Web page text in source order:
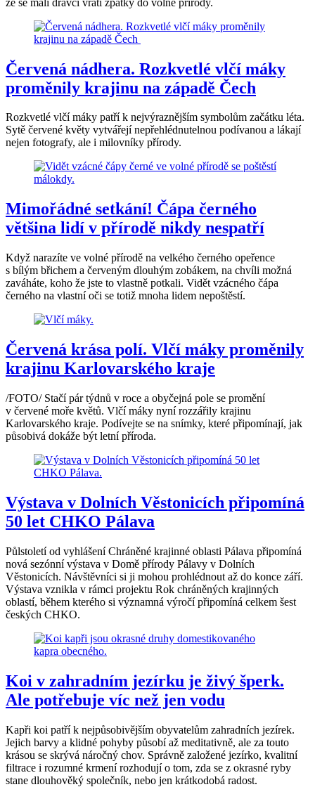
Červená nádhera. Rozkvetlé vlčí máky
proměnily krajinu na západě Čech
Rozkvetlé vlčí máky patří k nejvýraznějším symbolům začátku léta.
Sytě červené květy vytvářejí nepřehlédnutelnou podívanou a lákají
nejen fotografy, ale i milovníky přírody.
Mimořádné setkání! Čápa černého
většina lidí v přírodě nikdy nespatří
Když narazíte ve volné přírodě na velkého černého opeřence
s bílým břichem a červeným dlouhým zobákem, na chvíli možná
zaváháte, koho že jste to vlastně potkali. Vidět vzácného čápa
černého na vlastní oči se totiž mnoha lidem nepoštěstí.
Červená krása polí. Vlčí máky proměnily
krajinu Karlovarského kraje
/FOTO/ Stačí pár týdnů v roce a obyčejná pole se promění
v červené moře květů. Vlčí máky nyní rozzářily krajinu
Karlovarského kraje. Podívejte se na snímky, které připomínají, jak
působivá dokáže být letní příroda.
Výstava v Dolních Věstonicích připomíná
50 let CHKO Pálava
Půlstoletí od vyhlášení Chráněné krajinné oblasti Pálava připomíná
nová sezónní výstava v Domě přírody Pálavy v Dolních
Věstonicích. Návštěvníci si ji mohou prohlédnout až do konce září.
Výstava vznikla v rámci projektu Rok chráněných krajinných
oblastí, během kterého si významná výročí připomíná celkem šest
českých CHKO.
Koi v zahradním jezírku je živý šperk.
Ale potřebuje víc než jen vodu
Kapři koi patří k nejpůsobivějším obyvatelům zahradních jezírek.
Jejich barvy a klidné pohyby působí až meditativně, ale za touto
krásou se skrývá náročný chov. Správně založené jezírko, kvalitní
filtrace i rozumné krmení rozhodují o tom, zda se z okrasné ryby
stane dlouhověký společník, nebo jen krátkodobá radost.